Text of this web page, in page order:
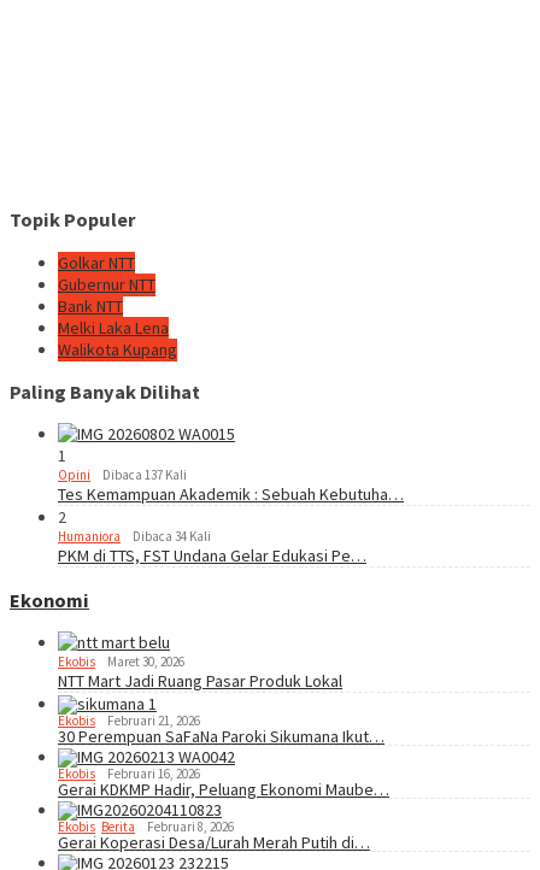
Topik Populer
Golkar NTT
Gubernur NTT
Bank NTT
Melki Laka Lena
Walikota Kupang
Paling Banyak Dilihat
1
Opini Dibaca 137 Kali
Tes Kemampuan Akademik : Sebuah Kebutuha…
2
Humaniora Dibaca 34 Kali
PKM di TTS, FST Undana Gelar Edukasi Pe…
Ekonomi
Ekobis Maret 30, 2026
NTT Mart Jadi Ruang Pasar Produk Lokal
Ekobis Februari 21, 2026
30 Perempuan SaFaNa Paroki Sikumana Ikut…
Ekobis Februari 16, 2026
Gerai KDKMP Hadir, Peluang Ekonomi Maube…
Ekobis Berita Februari 8, 2026
Gerai Koperasi Desa/Lurah Merah Putih di…